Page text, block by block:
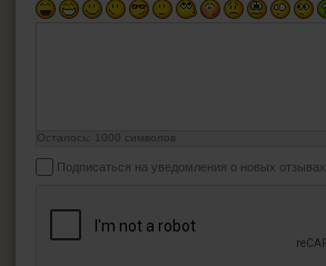
Осталось: 1000 символов
Подписаться на уведомления о новых отзывах